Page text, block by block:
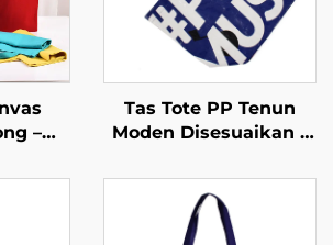
–
Tas Tote PP Tenun
Moden Disesuaikan –
Muzik untuk Aktivasi
Jenama